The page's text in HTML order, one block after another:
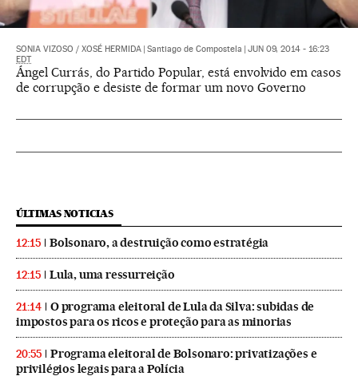
SONIA VIZOSO / XOSÉ HERMIDA Santiago de Compostela
JUN 09, 2014 - 16:23
EDT
Ángel Currás, do Partido Popular, está envolvido em casos
de corrupção e desiste de formar um novo Governo
ÚLTIMAS NOTICIAS
12:15 Bolsonaro, a destruição como estratégia
12:15 Lula, uma ressurreição
21:14
O programa eleitoral de Lula da Silva: subidas de
impostos para os ricos e proteção para as minorias
20:55
Programa eleitoral de Bolsonaro: privatizações e
privilégios legais para a Polícia